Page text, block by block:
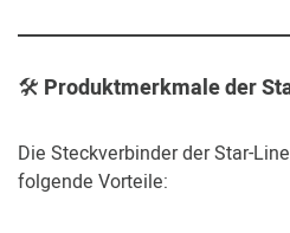
🛠️ Produktmerkmale der
Die Steckverbinder der Star-
folgende Vorteile: